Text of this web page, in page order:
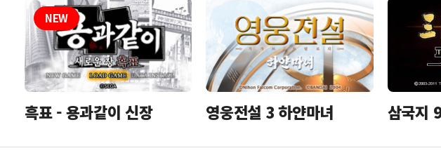
흑표 - 용과같이 신장 영웅전설 3 하얀마녀 삼국지